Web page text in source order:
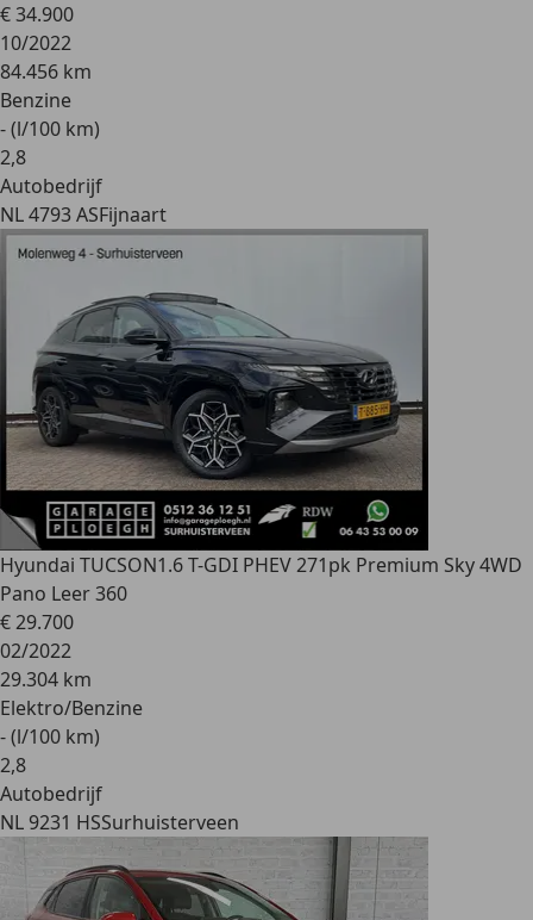
€ 34.900
10/2022
84.456 km
Benzine
- (l/100 km)
2,8
Autobedrijf
NL 4793 ASFijnaart
Hyundai TUCSON1.6 T-GDI PHEV 271pk Premium Sky 4WD
Pano Leer 360
€ 29.700
02/2022
29.304 km
Elektro/Benzine
- (l/100 km)
2,8
Autobedrijf
NL 9231 HSSurhuisterveen